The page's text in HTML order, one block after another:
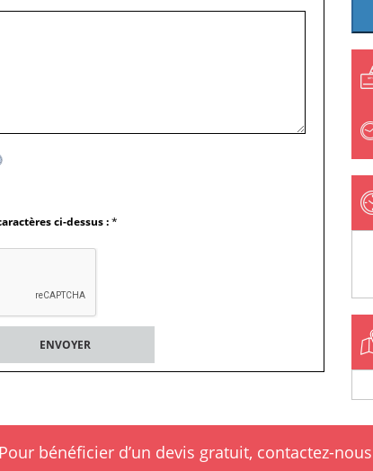
ci-dessus :*
bénéficier d’un devis gratuit, contactez-